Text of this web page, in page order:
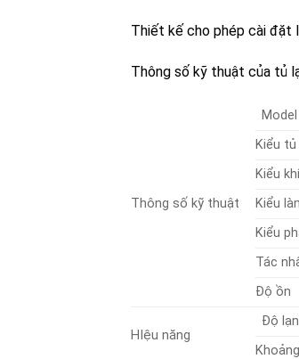
Thiết kế cho phép cài đặt
Thông số kỹ thuật của tủ
Thông số kỹ thuật
Model
Kiểu tủ
Kiểu
Kiểu
Kiểu
Tác
Độ ồn
HIệu năng
Độ